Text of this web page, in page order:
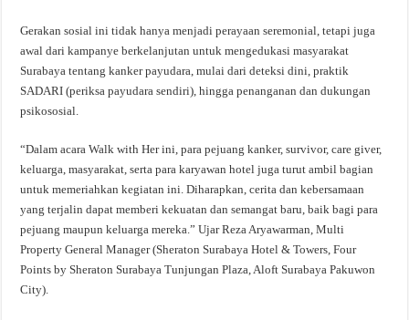
Gerakan sosial ini tidak hanya menjadi perayaan seremonial, tetapi juga
awal dari kampanye berkelanjutan untuk mengedukasi masyarakat
Surabaya tentang kanker payudara, mulai dari deteksi dini, praktik
SADARI (periksa payudara sendiri), hingga penanganan dan dukungan
psikososial.
“Dalam acara Walk with Her ini, para pejuang kanker, survivor, care giver,
keluarga, masyarakat, serta para karyawan hotel juga turut ambil bagian
untuk memeriahkan kegiatan ini. Diharapkan, cerita dan kebersamaan
yang terjalin dapat memberi kekuatan dan semangat baru, baik bagi para
pejuang maupun keluarga mereka.” Ujar Reza Aryawarman, Multi
Property General Manager (Sheraton Surabaya Hotel & Towers, Four
Points by Sheraton Surabaya Tunjungan Plaza, Aloft Surabaya Pakuwon
City).